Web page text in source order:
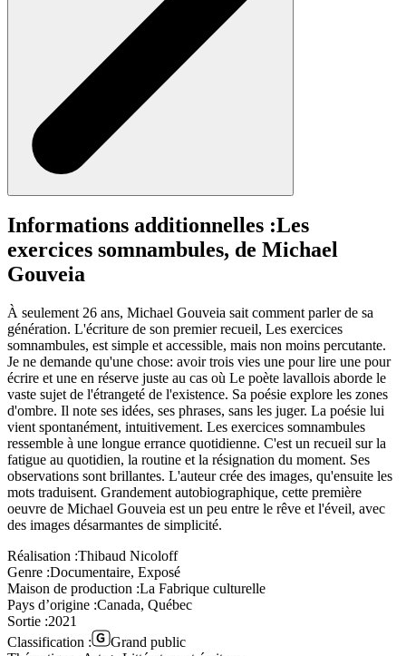
Informations additionnelles :Les
exercices somnambules, de Michael
Gouveia
À seulement 26 ans, Michael Gouveia sait comment parler de sa
génération. L'écriture de son premier recueil, Les exercices
somnambules, est simple et accessible, mais non moins percutante.
Je ne demande qu'une chose: avoir trois vies une pour lire une pour
écrire et une en réserve juste au cas où Le poète lavallois aborde le
vaste sujet de l'étrangeté de l'existence. Sa poésie explore les zones
d'ombre. Il note ses idées, ses phrases, sans les juger. La poésie lui
vient spontanément, intuitivement. Les exercices somnambules
ressemble à une longue errance quotidienne. C'est un recueil sur la
fatigue au quotidien, la routine et la résignation du moment. Ses
observations sont brillantes. L'auteur crée des images, qu'ensuite les
mots traduisent. Grandement autobiographique, cette première
oeuvre de Michael Gouveia est un peu entre le rêve et l'éveil, avec
des images désarmantes de simplicité.
Réalisation :Thibaud Nicoloff
Genre :Documentaire, Exposé
Maison de production :La Fabrique culturelle
Pays d’origine :Canada, Québec
Sortie :2021
Classification :
Grand public